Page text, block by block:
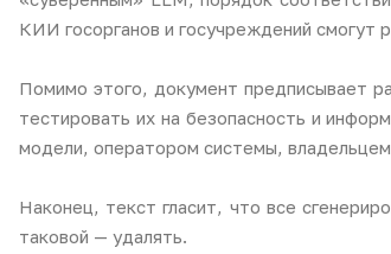
КИИ госорганов и госучреждений
Помимо этого, документ предписывает
тестировать их на безопасность и
модели, оператором системы,
Наконец, текст гласит, что все
таковой — удалять.